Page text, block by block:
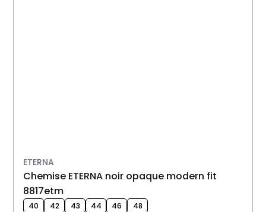
ETERNA
Chemise ETERNA noir opaque modern fit
8817etm
40 42 43 44 46 48